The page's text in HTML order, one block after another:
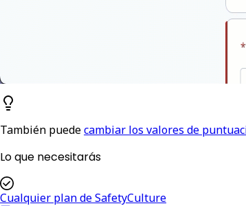
También puedecambiar los valores de
Lo que necesitarás
Cualquier plan de SafetyCulture